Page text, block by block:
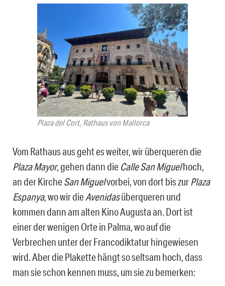
Plaza del Cort, Rathaus von Mallorca
Vom Rathaus aus geht es weiter, wir überqueren die
Plaza Mayor, gehen dann die Calle San Miguelhoch,
an der KircheSan Miguelvorbei, von dort bis zurPlaza
Espanya, wo wir dieAvenidasüberqueren und
kommen dann am alten Kino Augusta an. Dort ist
einer der wenigen Orte in Palma, wo auf die
Verbrechen unter der Francodiktatur hingewiesen
wird. Aber die Plakette hängt so seltsam hoch, dass
man sie schon kennen muss, um sie zu bemerken: